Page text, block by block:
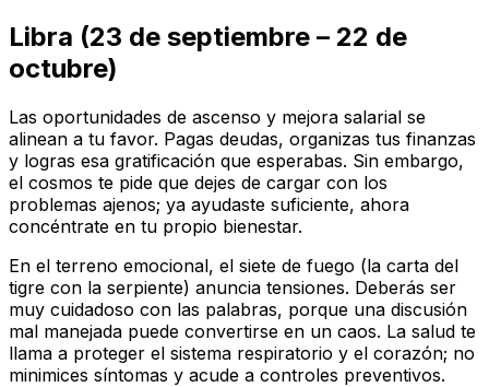
Libra (23 de septiembre – 22 de
octubre)
Las oportunidades de ascenso y mejora salarial se
alinean a tu favor. Pagas deudas, organizas tus finanzas
y logras esa gratificación que esperabas. Sin embargo,
el cosmos te pide que dejes de cargar con los
problemas ajenos; ya ayudaste suficiente, ahora
concéntrate en tu propio bienestar.
En el terreno emocional, el siete de fuego (la carta del
tigre con la serpiente) anuncia tensiones. Deberás ser
muy cuidadoso con las palabras, porque una discusión
mal manejada puede convertirse en un caos. La salud te
llama a proteger el sistema respiratorio y el corazón; no
minimices síntomas y acude a controles preventivos.